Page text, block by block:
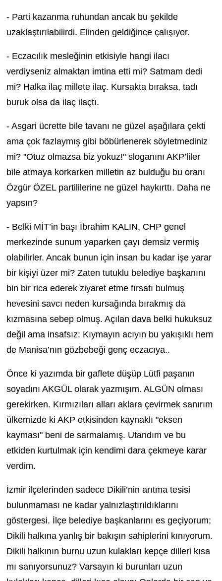
- Parti kazanma ruhundan ancak bu şekilde
uzaklaştırılabilirdi. Elinden geldiğince çalışıyor.
- Eczacılık mesleğinin etkisiyle hangi ilacı
verdiyseniz almaktan imtina etti mi? Satmam dedi
mi? Halka ilaç millete ilaç. Kursakta bıraksa, tadı
buruk olsa da ilaç ilaçtı.
- Asgari ücrette bile tavanı ne güzel aşağılara çekti
ama çok fazlaymış gibi böbürlenerek söyletmediniz
mi? "Otuz olmazsa biz yokuz!" sloganını AKP’liler
bile atmaya korkarken milletin az bulduğu bu oranı
Özgür ÖZEL partililerine ne güzel haykırttı. Daha ne
yapsın?
- Belki MİT’in başı İbrahim KALIN, CHP genel
merkezinde sunum yaparken çayı demsiz vermiş
olabilirler. Ancak bunun için insan bu kadar işe yarar
bir kişiyi üzer mi? Zaten tutuklu belediye başkanını
bin bir rica ederek ziyaret etme fırsatı bulmuş
hevesini savcı neden kursağında bırakmış da
kızmasına sebep olmuş. Açılan dava belki hukuksuz
değil ama insafsız: Kıymayın acıyın bu yakışıklı hem
de Manisa’nın gözbebeği genç eczacıya..
Önce ki yazımda bir gaflete düşüp Lütfi paşanın
soyadını AKGÜL olarak yazmışım. ALGÜN olması
gerekirken. Kırmızıları alları aklara çevirmek sanırım
ülkemizde ki AKP etkisinden kaynaklı "eksen
kayması" beni de sarmalamış. Utandım ve bu
etkiden kurtulmak için kendimi dara çekmeye karar
verdim.
İzmir ilçelerinden sadece Dikili’nin arıtma tesisi
bulunmaması ne kadar yalnızlaştırıldıklarını
göstergesi. İlçe belediye başkanlarını es geçiyorum;
Dikili halkına yanlış bir bakışın sahiplerini kınıyorum.
Dikili halkının burnu uzun kulakları kepçe dilleri kısa
mı sanıyorsunuz? Varsayın ki burunları uzun